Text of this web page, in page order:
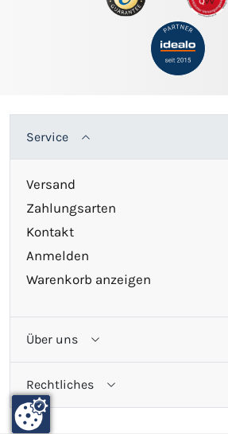
Service
Versand
Zahlungsarten
Kontakt
Anmelden
Warenkorb anzeigen
Über uns
Rechtliches